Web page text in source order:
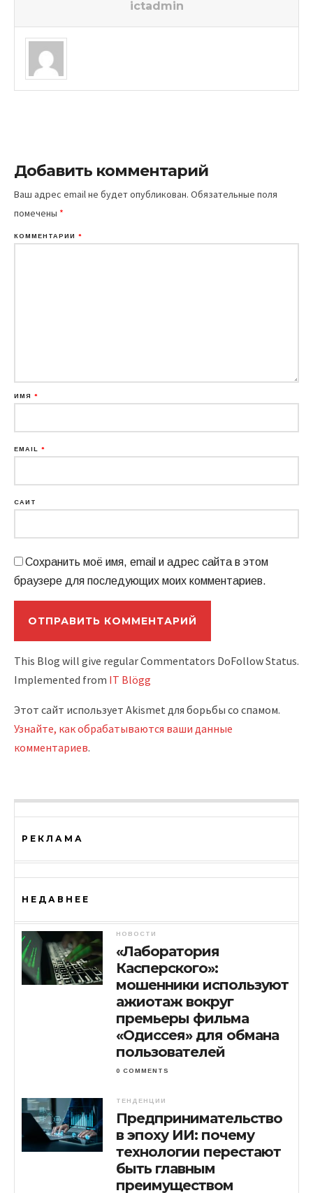
ictadmin
Добавить комментарий
Ваш адрес email не будет опубликован. Обязательные поля
помечены *
КОММЕНТАРИЙ *
ИМЯ *
EMAIL *
САЙТ
Сохранить моё имя, email и адрес сайта в этом
браузере для последующих моих комментариев.
This Blog will give regular Commentators DoFollow Status.
Implemented from IT Blögg
Этот сайт использует Akismet для борьбы со спамом.
Узнайте, как обрабатываются ваши данные
комментариев.
РЕКЛАМА
НЕДАВНЕЕ
НОВОСТИ
«Лаборатория
Касперского»:
мошенники используют
ажиотаж вокруг
премьеры фильма
«Одиссея» для обмана
пользователей
0 COMMENTS
ТЕНДЕНЦИИ
Предпринимательство
в эпоху ИИ: почему
технологии перестают
быть главным
преимуществом